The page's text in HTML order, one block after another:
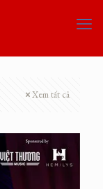
Xem tất cả